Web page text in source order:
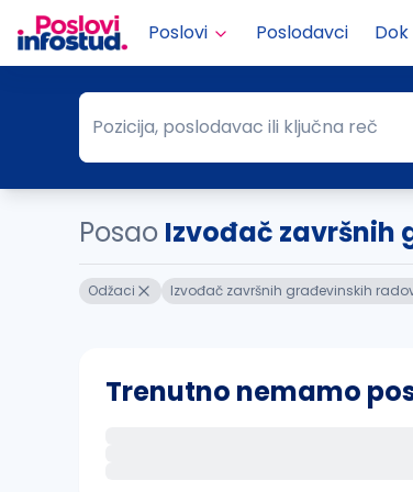
Poslovi Poslodavci
Pozicija, poslodavac ili ključna reč
Pozicija, poslodavac ili ključna reč
Posao Izvođač završnih
Odžaci Izvođač završnih građevinskih
Trenutno nemamo